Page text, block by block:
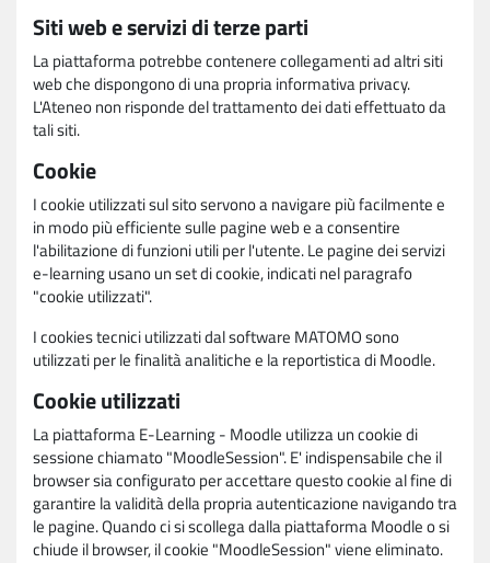
Siti web e servizi di terze parti
La piattaforma potrebbe contenere collegamenti ad altri siti
web che dispongono di una propria informativa privacy.
L'Ateneo non risponde del trattamento dei dati effettuato da
tali siti.
Cookie
I cookie utilizzati sul sito servono a navigare più facilmente e
in modo più efficiente sulle pagine web e a consentire
l'abilitazione di funzioni utili per l'utente. Le pagine dei servizi
e-learning usano un set di cookie, indicati nel paragrafo
"cookie utilizzati".
I cookies tecnici utilizzati dal software MATOMO sono
utilizzati per le finalità analitiche e la reportistica di Moodle.
Cookie utilizzati
La piattaforma E-Learning - Moodle utilizza un cookie di
sessione chiamato "MoodleSession". E' indispensabile che il
browser sia configurato per accettare questo cookie al fine di
garantire la validità della propria autenticazione navigando tra
le pagine. Quando ci si scollega dalla piattaforma Moodle o si
chiude il browser, il cookie "MoodleSession" viene eliminato.